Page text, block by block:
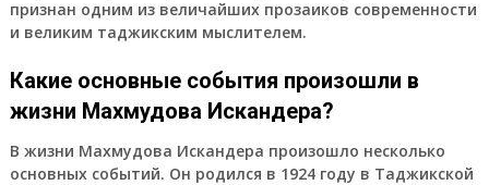
признан одним из величайших прозаиков современности
и великим таджикским мыслителем.
Какие основные события произошли в
жизни Махмудова Искандера?
В жизни Махмудова Искандера произошло несколько
основных событий. Он родился в 1924 году в Таджикской